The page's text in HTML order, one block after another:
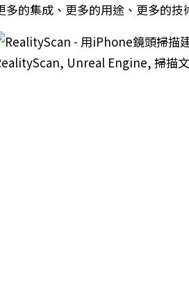
的集成、更多的用途、更多的技